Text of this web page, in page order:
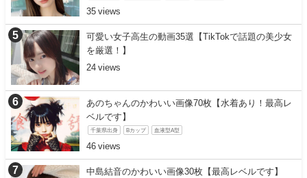
35
可愛い女子高生の動画35選【TikTokで話題の美少女
を厳選！】
24
あのちゃんのかわいい画像70枚【水着あり！最高レ
ベルです】
千葉県出身 Bカップ 血液型A型
46
中島結音のかわいい画像30枚【最高レベルです】